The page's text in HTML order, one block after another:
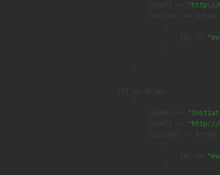
"http://
"http://